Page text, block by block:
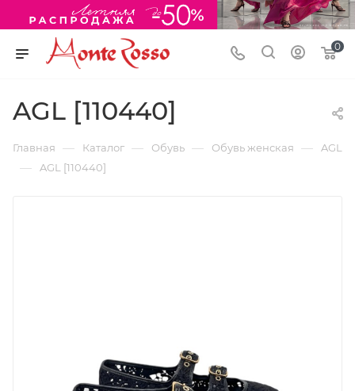
0
AGL [110440]
Главная — Каталог — Обувь — Обувь женская — AGL
— AGL [110440]